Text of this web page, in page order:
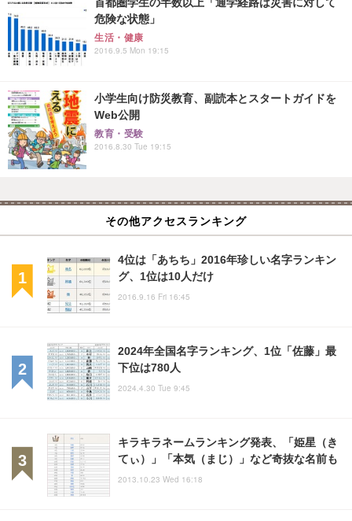
危険な状態」
生活・健康
2016.9.5 Mon 19:15
小学生向け防災教育、副読本とスタートガイドを
Web公開
教育・受験
2016.8.30 Tue 19:15
その他アクセスランキング
4位は「あちち」2016年珍しい名字ランキン
グ、1位は10人だけ
2016.9.16 Fri 16:45
2024年全国名字ランキング、1位「佐藤」最
下位は780人
2024.4.30 Tue 9:45
キラキラネームランキング発表、「姫星（き
てぃ）」「本気（まじ）」など奇抜な名前も
2013.10.23 Wed 16:18